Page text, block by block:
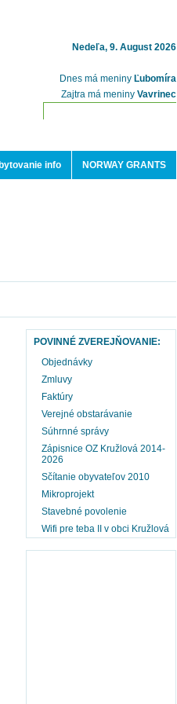
Nedeľa, 9. August 2026
Dnes má meniny Ľubomíra
Zajtra má meniny Vavrinec
info NORWAY GRANTS
POVINNÉ ZVEREJŇOVANIE:
Objednávky
Zmluvy
Faktúry
Verejné obstarávanie
Súhrnné správy
Zápisnice OZ Kružlová 2014-
2026
Sčítanie obyvateľov 2010
Mikroprojekt
Stavebné povolenie
Wifi pre teba II v obci Kružlová